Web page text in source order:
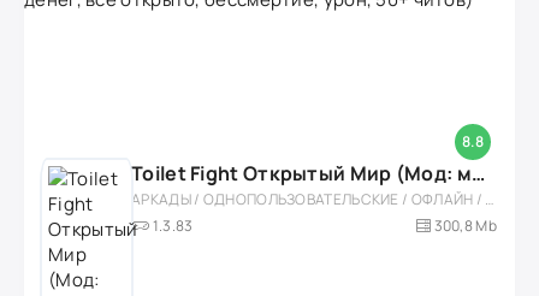
8.8
Toilet Fight Открытый Мир (Мод: много чипов, денег, все открыто, бессмертие, урон, 50+ читов)
АРКАДЫ / ОДНОПОЛЬЗОВАТЕЛЬСКИЕ / ОФЛАЙН / МОД / РОЛЕВЫЕ / ШУТЕРЫ / ОТКРЫТЫЙ МИР / ВСТРОЕННЫЙ КЕШ / 3D / ЭКШЕНЫ / ТУАЛЕТНЫЕ ВОЙНЫ / ДЛЯ ДЕТЕЙ
1.3.83
300,8 Mb